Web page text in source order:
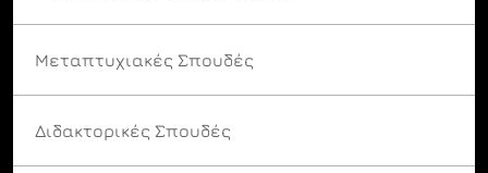
Μεταπτυχιακές Σπουδές
Διδακτορικές Σπουδές